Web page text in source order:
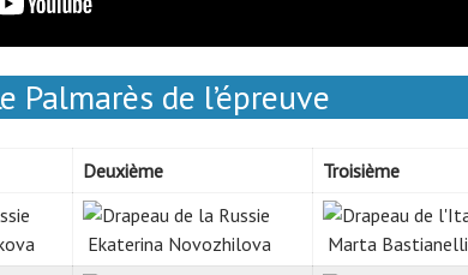
Palmarès de l’épreuve
Deuxième Troisième
Ekaterina Novozhilova Marta Bastianelli